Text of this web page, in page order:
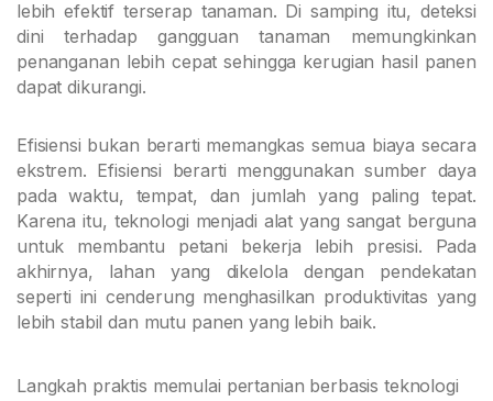
lebih efektif terserap tanaman. Di samping itu, deteksi
dini terhadap gangguan tanaman memungkinkan
penanganan lebih cepat sehingga kerugian hasil panen
dapat dikurangi.
Efisiensi bukan berarti memangkas semua biaya secara
ekstrem. Efisiensi berarti menggunakan sumber daya
pada waktu, tempat, dan jumlah yang paling tepat.
Karena itu, teknologi menjadi alat yang sangat berguna
untuk membantu petani bekerja lebih presisi. Pada
akhirnya, lahan yang dikelola dengan pendekatan
seperti ini cenderung menghasilkan produktivitas yang
lebih stabil dan mutu panen yang lebih baik.
Langkah praktis memulai pertanian berbasis teknologi